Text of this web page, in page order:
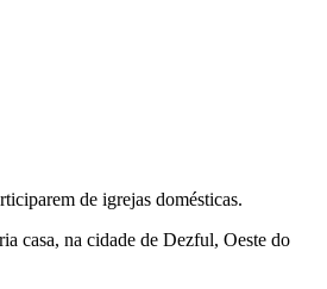
de igrejas domésticas.
casa, na cidade de Dezful, Oeste do